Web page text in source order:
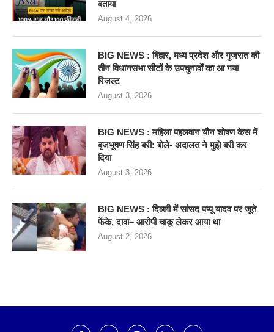
बताया
August 4, 2026
BIG NEWS : बिहार, मध्य प्रदेश और गुजरात की
तीन विधानसभा सीटों के उपचुनावों का आ गया
रिजल्ट
August 3, 2026
BIG NEWS : महिला पहलवान यौन शोषण केस में
बृजभूषण सिंह बरी: बोले- अदालत ने मुझे बरी कर
दिया
August 3, 2026
BIG NEWS : दिल्ली में सांसद पप्पू यादव पर जूते
फेंके, दावा– आरोपी चाकू लेकर आया था
August 2, 2026